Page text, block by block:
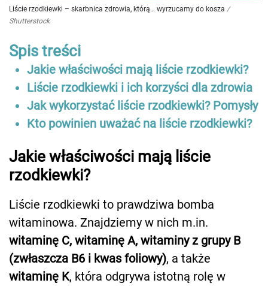
Liście rzodkiewki – skarbnica zdrowia, którą… wyrzucamy do kosza /
Shutterstock
Spis treści
Jakie właściwości mają liście rzodkiewki?
Liście rzodkiewki i ich korzyści dla zdrowia
Jak wykorzystać liście rzodkiewki? Pomysły
Kto powinien uważać na liście rzodkiewki?
Jakie właściwości mają liście
rzodkiewki?
Liście rzodkiewki to prawdziwa bomba
witaminowa. Znajdziemy w nich m.in.
witaminę C, witaminę A, witaminy z grupy B
(zwłaszcza B6 i kwas foliowy), a także
witaminę K, która odgrywa istotną rolę w